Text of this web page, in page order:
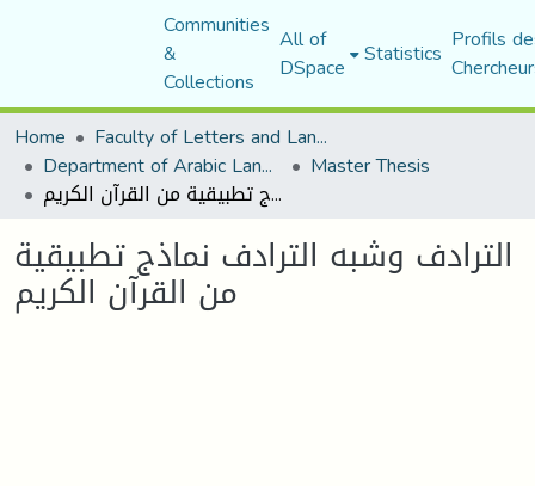
Communities
&
Collections
All of
DSpace Statistics Profils
Home
Faculty of Letters and Languages
Department of Arabic Language and Literature Master Thesis
الترادف وشبه الترادف نماذج تطبيقية من القرآن الكريم
الترادف وشبه الترادف نماذج تطبيقية
من القرآن الكريم